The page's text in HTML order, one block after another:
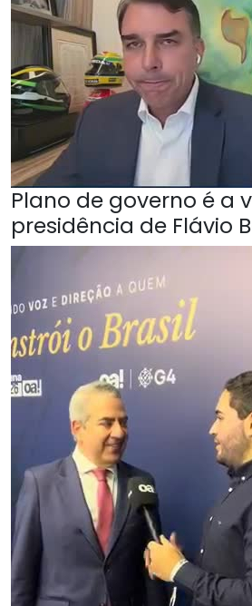
Plano de governo é a
presidência de Flávio